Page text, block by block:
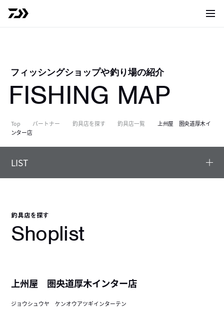
サイ
フィッシングショップや釣り場の紹介
FISHING MAP
Top パートナー 釣具店を探す 釣具店一覧
上州屋 圏央道厚木イ
ンター店
LIST
釣具店を探す
Shoplist
上州屋 圏央道厚木インター店
ジョウシュウヤ ケンオウアツギインターテン